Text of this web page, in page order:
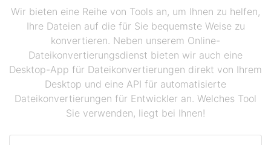
Wir bieten eine Reihe von Tools an, um Ihnen zu helfen,
Ihre Dateien auf die für Sie bequemste Weise zu
konvertieren. Neben unserem Online-
Dateikonvertierungsdienst bieten wir auch eine
Desktop-App für Dateikonvertierungen direkt von Ihrem
Desktop und eine API für automatisierte
Dateikonvertierungen für Entwickler an. Welches Tool
Sie verwenden, liegt bei Ihnen!